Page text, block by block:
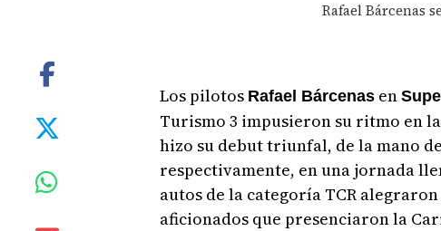
Rafael Bárcenas
Los pilotos Rafael Bárcenasen
Turismo 3 impusieron su ritmo en
hizo su debut triunfal, de la mano
respectivamente, en una jornada
autos de la categoría TCR
aficionados que presenciaron la